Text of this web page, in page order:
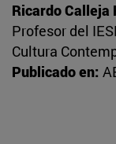
Ricardo Calleja
Profesor del
Cultura
Publicado en: